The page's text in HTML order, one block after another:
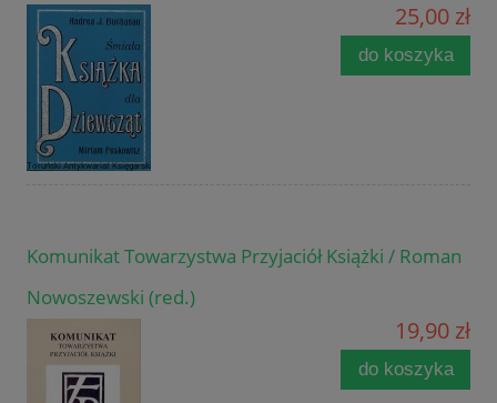
25,00 zł
do koszyka
Komunikat Towarzystwa Przyjaciół Książki / Roman
Nowoszewski (red.)
19,90 zł
do koszyka